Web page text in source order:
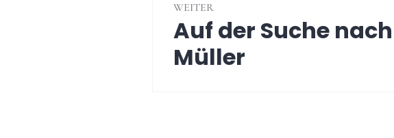
WEITER
Nächster
Beitrag:
Auf der Suche
Müller